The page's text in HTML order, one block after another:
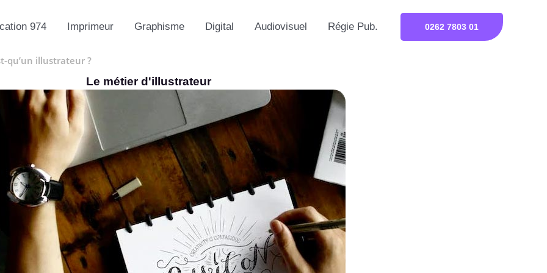
974 Imprimeur Graphisme Digital Audiovisuel Régie Pub. 0262 7803 01
qu’un illustrateur ?
Le métier d'illustrateur